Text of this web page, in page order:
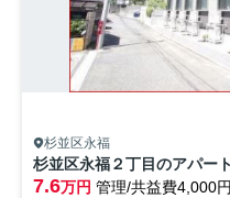
杉並区永福
杉並区永福２丁目のアパート
7.6万円 管理/共益費4,000円